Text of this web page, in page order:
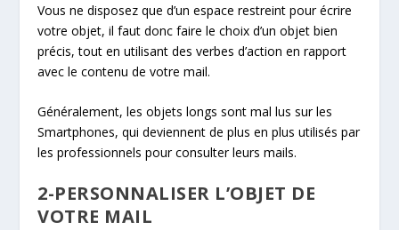
Vous ne disposez que d’un espace restreint pour écrire
votre objet, il faut donc faire le choix d’un objet bien
précis, tout en utilisant des verbes d’action en rapport
avec le contenu de votre mail.
Généralement, les objets longs sont mal lus sur les
Smartphones, qui deviennent de plus en plus utilisés par
les professionnels pour consulter leurs mails.
2-PERSONNALISER L’OBJET DE
VOTRE MAIL